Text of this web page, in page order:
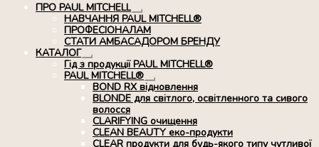
ПРО PAUL MITCHELL
Розгорнуте
вкладене
меню
НАВЧАННЯ PAUL MITCHELL®
ПРОФЕСІОНАЛАМ
СТАТИ АМБАСАДОРОМ БРЕНДУ
КАТАЛОГ
Розгорнуте
вкладене
меню
Гід з продукції PAUL MITCHELL®
PAUL MITCHELL®
Розгорнуте
вкладене
меню
BOND RX вiдновлення
BLONDE для світлого, освітленного та сивого
волосся
CLARIFYING очищення
CLEAN BEAUTY еко-продукти
CLEAR продукти для будь-якого типу чутливої